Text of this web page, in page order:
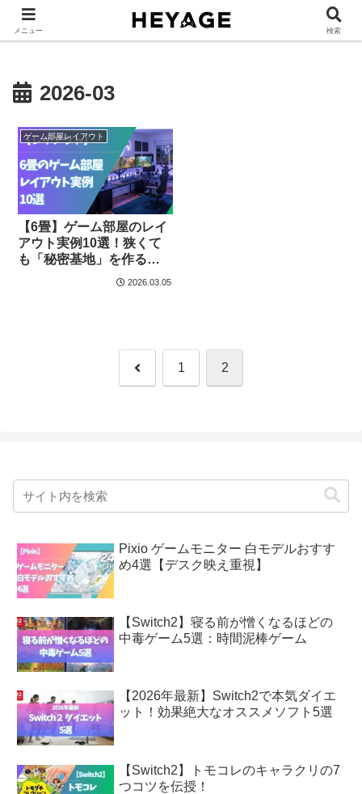
ゲーム部屋レイアウト ゲームデスク環境 ゲーム部
2026-03
ゲーム部屋レイアウト
【6畳】ゲーム部屋のレイ
アウト実例10選！狭くて
も「秘密基地」を作る最
2026.03.05
前 1 2
Pixio ゲームモニター 白モデルおすす
め4選【デスク映え重視】
【Switch2】寝る前が憎くなるほどの
中毒ゲーム5選：時間泥棒ゲーム
【2026年最新】Switch2で本気ダイエ
ット！効果絶大なオススメソフト5選
【Switch2】トモコレのキャラクリの7
つコツを伝授！
メニュー 検索